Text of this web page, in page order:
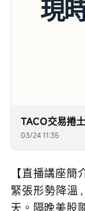
03/24 11:35
【直播講座
緊張形勢降溫
天。隔晚美股